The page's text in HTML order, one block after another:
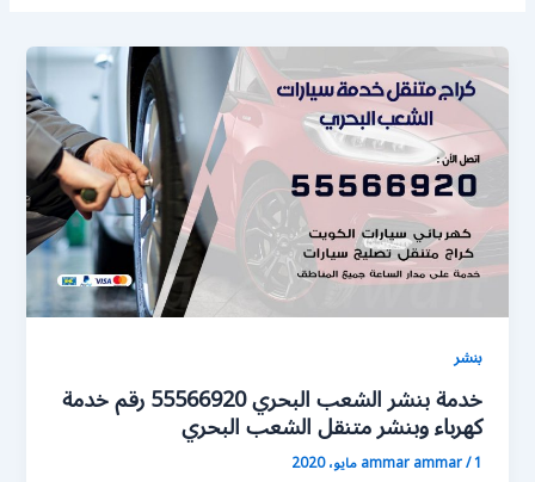
بنشر
خدمة بنشر الشعب البحري 55566920 رقم خدمة
كهرباء وبنشر متنقل الشعب البحري
ammar ammar/1 مايو، 2020